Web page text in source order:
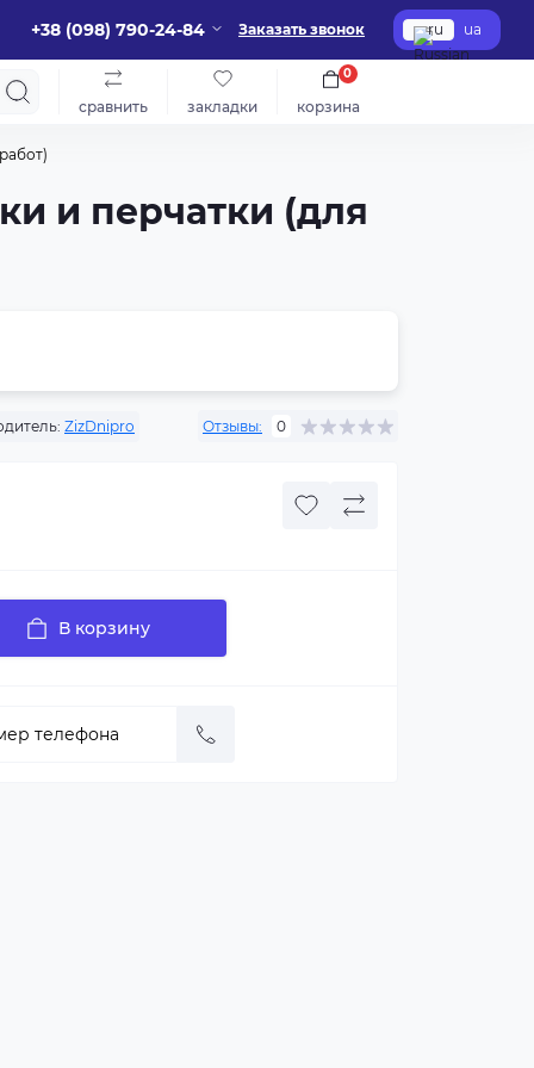
+38 (098) 790-24-84 Заказать звонок ru ua
сравнить закладки корзина
0
и перчатки (для
ZizDnipro Отзывы: 0
В корзину